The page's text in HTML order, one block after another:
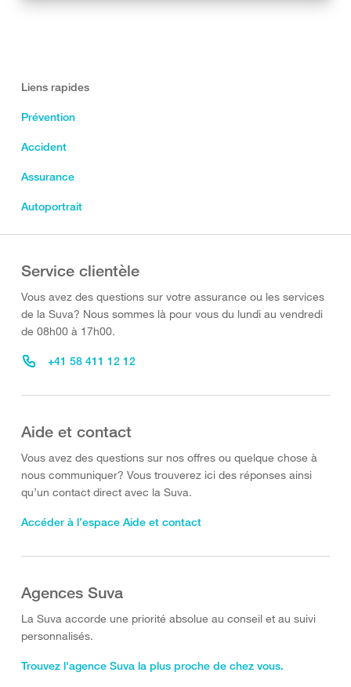
Liens rapides
Prévention
Accident
Assurance
Autoportrait
Service clientèle
Vous avez des questions sur votre assurance ou les services
de la Suva? Nous sommes là pour vous du lundi au vendredi
de 08h00 à 17h00.
+41 58 411 12 12
Aide et contact
Vous avez des questions sur nos offres ou quelque chose à
nous communiquer? Vous trouverez ici des réponses ainsi
qu’un contact direct avec la Suva.
Accéder à l’espace Aide et contact
Agences Suva
La Suva accorde une priorité absolue au conseil et au suivi
personnalisés.
Trouvez l'agence Suva la plus proche de chez vous.